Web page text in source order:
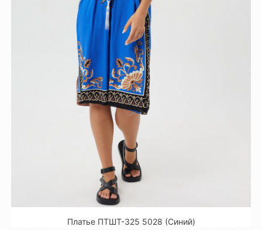
Платье ПТШТ-325 5028 (Синий)